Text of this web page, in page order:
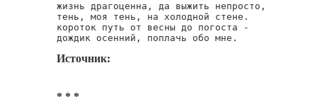
жизнь драгоценна, да выжить непросто,
тень, моя тень, на холодной стене.
короток путь от весны до погоста -
дождик осенний, поплачь обо мне.
Источник:
* * *